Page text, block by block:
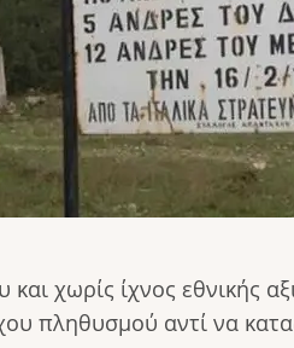
και χωρίς ίχνος
πληθυσμού αντί να